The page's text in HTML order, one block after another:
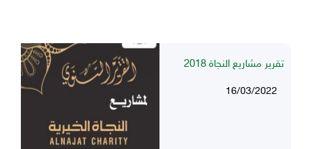
تقرير مشاريع النجاة 2018
16/03/2022